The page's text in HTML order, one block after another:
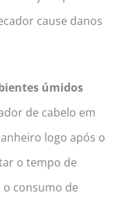
cause danos
úmidos
de cabelo em
logo após o
o tempo de
o consumo de